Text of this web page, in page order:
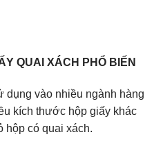
QUAI XÁCH PHỔ BIẾN
dụng vào nhiều ngành hàng
kích thước hộp giấy khác
hộp có quai xách.